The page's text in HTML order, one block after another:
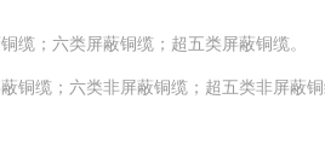
缆；六类屏蔽铜缆；超五类屏蔽铜缆。
铜缆；六类非屏蔽铜缆；超五类非屏蔽铜